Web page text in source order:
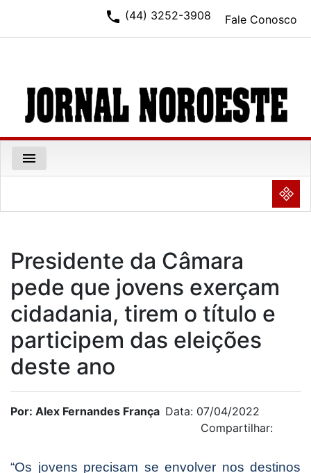
Fale Conosco
phone (44) 3252-3908
menu
NULL
Presidente da Câmara
pede que jovens exerçam
cidadania, tirem o título e
participem das eleições
deste ano
Por: Alex Fernandes França Data: 07/04/2022
Compartilhar:
“Os jovens precisam se envolver nos destinos